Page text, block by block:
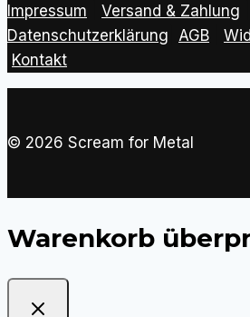
Impressum Versand & Zahlung
Datenschutzerklärung
AGB
Kontakt
© 2026 Scream for Metal
Warenkorb